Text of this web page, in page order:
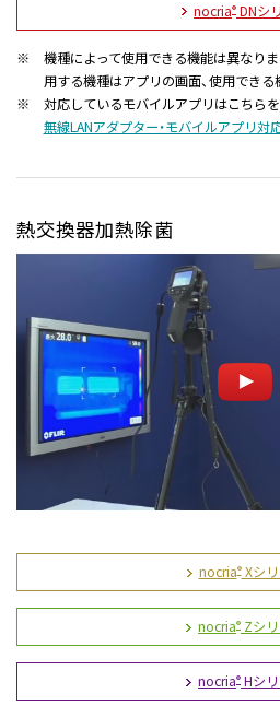
nocria® DNシ
※
機種によって使用できる機能は異なり
用する機種はアプリの画面、使用できる
※
対応しているモバイルアプリはこちら
無線LANアダプター・モバイルアプリ対
熱交換器加熱除菌
nocria®Xシ
nocria® Zシ
nocria® Hシ